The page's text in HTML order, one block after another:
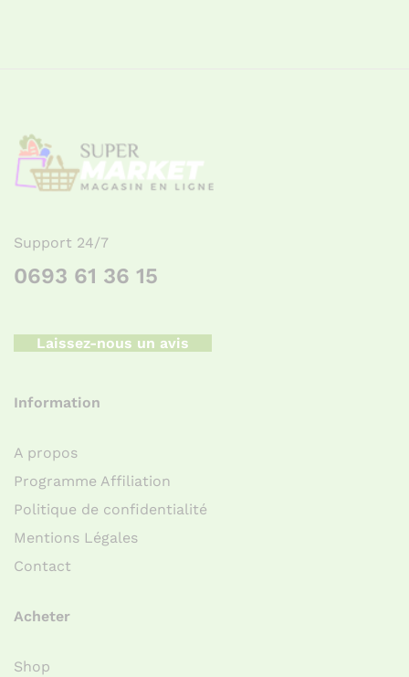
Support 24/7
0693 61 36 15
Laissez-nous un avis
Information
A propos
Programme Affiliation
Politique de confidentialité
Mentions Légales
Contact
Acheter
Shop